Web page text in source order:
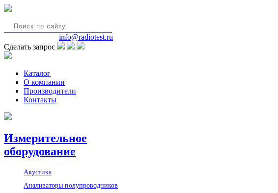
info@radiotest.ru
Сделать запрос
Каталог
О компании
Производители
Контакты
Измерительное
оборудование
Акустика
Анализаторы полупроводников